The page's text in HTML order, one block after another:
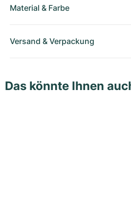
Material & Farbe
Versand & Verpackung
Das könnte Ihnen